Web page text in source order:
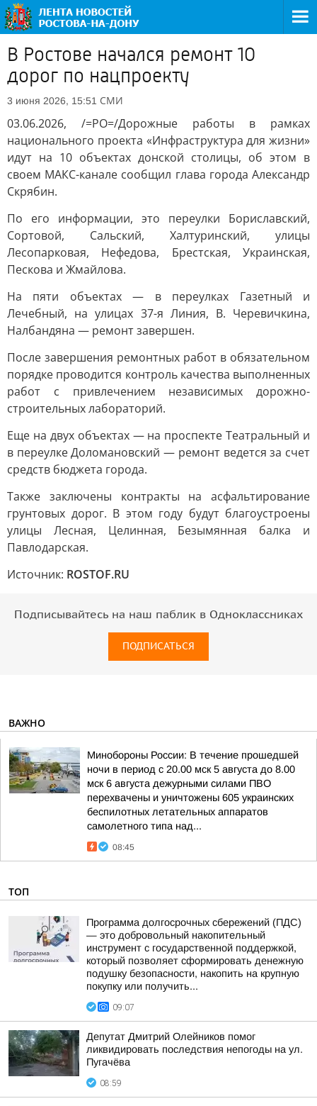
В Ростове начался ремонт 10
дорог по нацпроекту
3 июня 2026, 15:51 СМИ
03.06.2026, /=РО=/Дорожные работы в рамках
национального проекта «Инфраструктура для жизни»
идут на 10 объектах донской столицы, об этом в
своем МАКС-канале сообщил глава города Александр
Скрябин.
По его информации, это переулки Бориславский,
Сортовой, Сальский, Халтуринский, улицы
Лесопарковая, Нефедова, Брестская, Украинская,
Пескова и Жмайлова.
На пяти объектах — в переулках Газетный и
Лечебный, на улицах 37-я Линия, В. Черевичкина,
Налбандяна — ремонт завершен.
После завершения ремонтных работ в обязательном
порядке проводится контроль качества выполненных
работ с привлечением независимых дорожно-
строительных лабораторий.
Еще на двух объектах — на проспекте Театральный и
в переулке Доломановский — ремонт ведется за счет
средств бюджета города.
Также заключены контракты на асфальтирование
грунтовых дорог. В этом году будут благоустроены
улицы Лесная, Целинная, Безымянная балка и
Павлодарская.
Источник: ROSTOF.RU
Подписывайтесь на наш паблик в Одноклассниках
ПОДПИСАТЬСЯ
ВАЖНО
Минобороны России: В течение прошедшей
ночи в период с 20.00 мск 5 августа до 8.00
мск 6 августа дежурными силами ПВО
перехвачены и уничтожены 605 украинских
беспилотных летательных аппаратов
самолетного типа над...
08:45
ТОП
Программа долгосрочных сбережений (ПДС)
— это добровольный накопительный
инструмент с государственной поддержкой,
который позволяет сформировать денежную
подушку безопасности, накопить на крупную
покупку или получить...
09:07
Депутат Дмитрий Олейников помог
ликвидировать последствия непогоды на ул.
Пугачёва
08:59